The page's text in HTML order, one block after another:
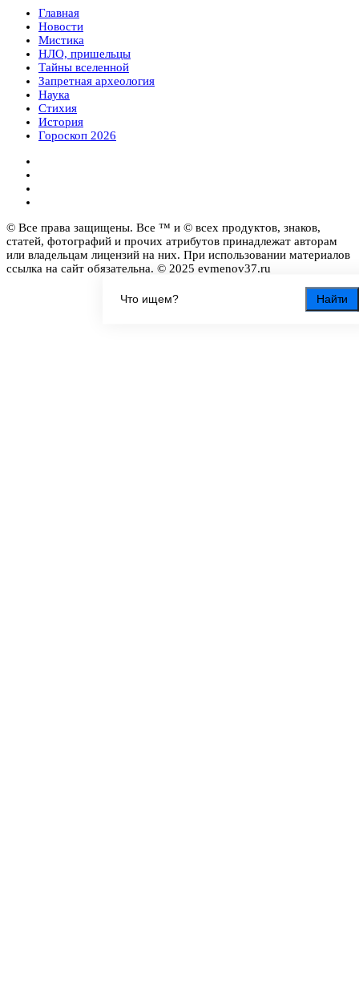
Найти
Главная
Новости
Мистика
НЛО, пришельцы
Тайны вселенной
Запретная археология
Наука
Стихия
История
Гороскоп 2026
© Все права защищены. Все ™ и © всех продуктов, знаков,
статей, фотографий и прочих атрибутов принадлежат авторам
или владельцам лицензий на них. При использовании материалов
ссылка на сайт обязательна. © 2025 evmenov37.ru